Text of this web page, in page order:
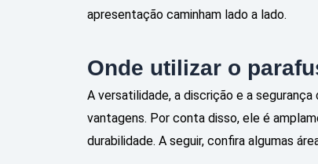
apresentação caminham lado a lado.
Onde utilizar o
A versatilidade, a discrição e a segurança
vantagens. Por conta disso, ele é
durabilidade. A seguir, confira algumas